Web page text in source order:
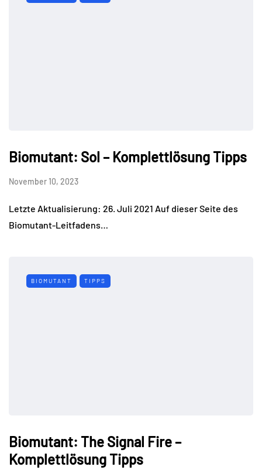
Biomutant: Sol – Komplettlösung Tipps
November 10, 2023
Letzte Aktualisierung: 26. Juli 2021 Auf dieser Seite des
Biomutant-Leitfadens…
BIOMUTANT TIPPS
Biomutant: The Signal Fire –
Komplettlösung Tipps